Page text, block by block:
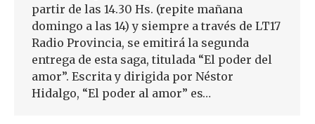
partir de las 14.30 Hs. (repite mañana
domingo a las 14) y siempre a través de LT17
Radio Provincia, se emitirá la segunda
entrega de esta saga, titulada “El poder del
amor”. Escrita y dirigida por Néstor
Hidalgo, “El poder al amor” es…